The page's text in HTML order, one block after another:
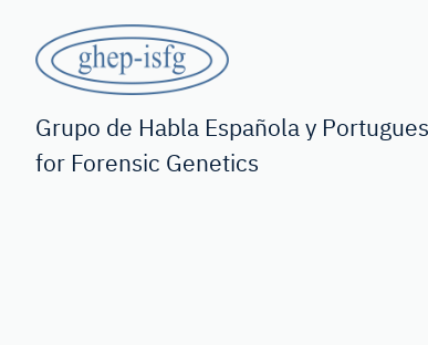
contenido
principalGHEP
-
ISFG
Grupo de Habla Española y
for Forensic Genetics